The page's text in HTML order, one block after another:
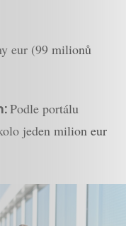
eur (99 milionů
Podle portálu
jeden milion eur